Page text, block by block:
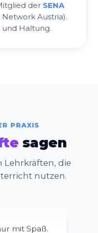
der SENA
Austria).
Haltung.
PRAXIS
sagen
Lehrkräften, die
nutzen.
mit Spaß.